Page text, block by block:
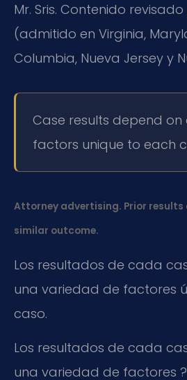
Mr. Sris. Contenido revisado
(admitido en Virginia,
Columbia, Nueva Jersey y
Case results depend
factors unique to each
Attorney advertising. Prior
similar outcome.
Los resultados de cada
una variedad de factores
caso.
Los resultados de cada
una variedad de factores